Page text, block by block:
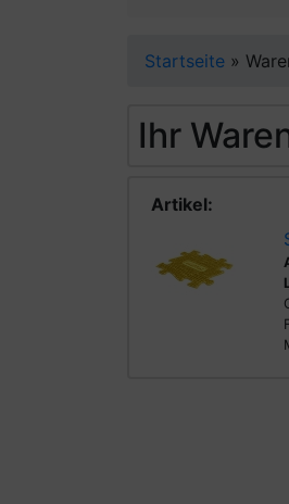
Startseite »
Ihr
Artikel: